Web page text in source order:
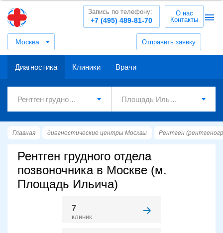
Москва Отправить заявку
+7 (495) 489-81-70
Запись по телефону:
О нас
Контакты
Диагностика Клиники Врачи
Главная диагностические центры Москвы Рентген
Рентген грудного отдела
позвоночника в Москве (м.
Площадь Ильича)
7
клиник